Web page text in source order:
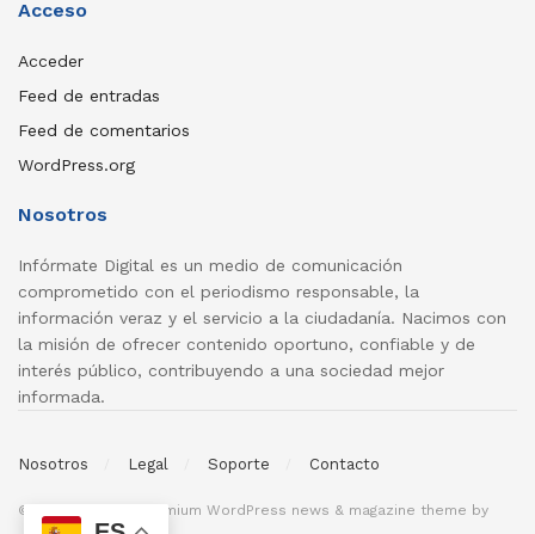
Acceso
Acceder
Feed de entradas
Feed de comentarios
WordPress.org
Nosotros
Infórmate Digital es un medio de comunicación
comprometido con el periodismo responsable, la
información veraz y el servicio a la ciudadanía. Nacimos con
la misión de ofrecer contenido oportuno, confiable y de
interés público, contribuyendo a una sociedad mejor
informada.
Nosotros Legal Soporte Contacto
© 2026
- Premium WordPress news & magazine theme by